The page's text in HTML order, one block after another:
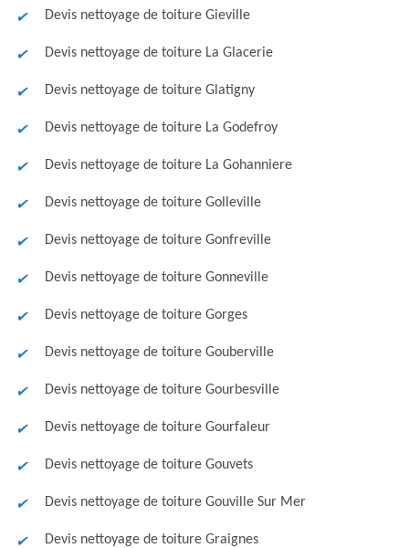
Devis nettoyage de toiture Gieville
Devis nettoyage de toiture La Glacerie
Devis nettoyage de toiture Glatigny
Devis nettoyage de toiture La Godefroy
Devis nettoyage de toiture La Gohanniere
Devis nettoyage de toiture Golleville
Devis nettoyage de toiture Gonfreville
Devis nettoyage de toiture Gonneville
Devis nettoyage de toiture Gorges
Devis nettoyage de toiture Gouberville
Devis nettoyage de toiture Gourbesville
Devis nettoyage de toiture Gourfaleur
Devis nettoyage de toiture Gouvets
Devis nettoyage de toiture Gouville Sur Mer
Devis nettoyage de toiture Graignes